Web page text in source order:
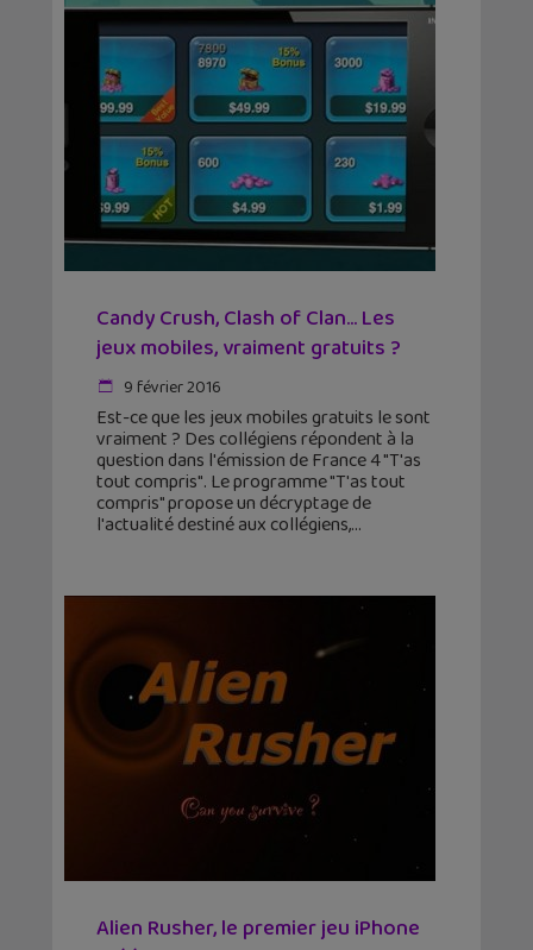
Candy Crush, Clash of Clan… Les
jeux mobiles, vraiment gratuits ?
9 février 2016
Est-ce que les jeux mobiles gratuits le sont
vraiment ? Des collégiens répondent à la
question dans l'émission de France 4 "T'as
tout compris". Le programme "T'as tout
compris" propose un décryptage de
l'actualité destiné aux collégiens,
Alien Rusher, le premier jeu iPhone